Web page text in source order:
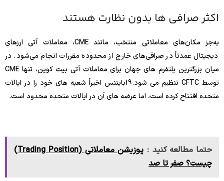
اکثر صرافی ها بدون نظارت هستند
به‌جز مکان‌های معاملاتی منتخب، مانند CME، معاملات آتی ارزهای
دیجیتال عمدتاً در صرافی‌های خارج از محدوده مقررات انجام می‌شود. در
میان بزرگترین پلتفرم های جهان برای معاملات آتی بیت کوین، تنها CME
توسط CFTC تنظیم می شود.
19بایننس اخیراً شعبه های خود را در ایالات
متحده افتتاح کرده است، اما عرضه های آن در ایالات متحده محدود است.
حتما مطالعه کنید :
پوزیشن معاملاتی (Trading Position)
چیست؟ صفر تا صد